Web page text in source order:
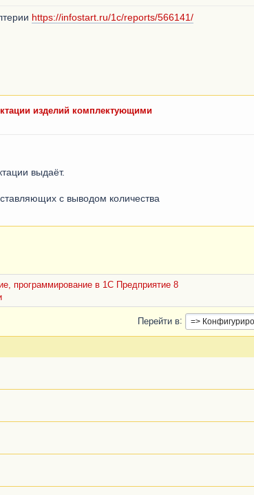
https://infostart.ru/1c/reports/566141/
изделий комплектующими
выдаёт.
с выводом количества
программирование в 1С Предприятие 8
Перейти в